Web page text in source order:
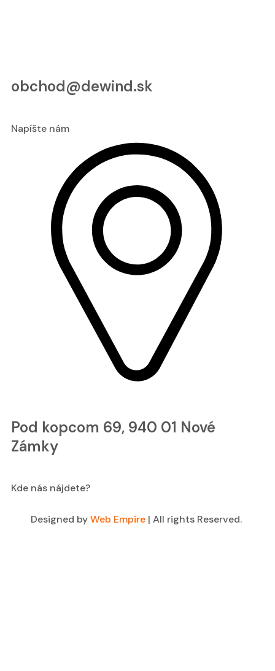
obchod@dewind.sk
Napíšte nám
Pod kopcom 69, 940 01 Nové
Zámky
Kde nás nájdete?
Designed byWeb Empire | All rights Reserved.